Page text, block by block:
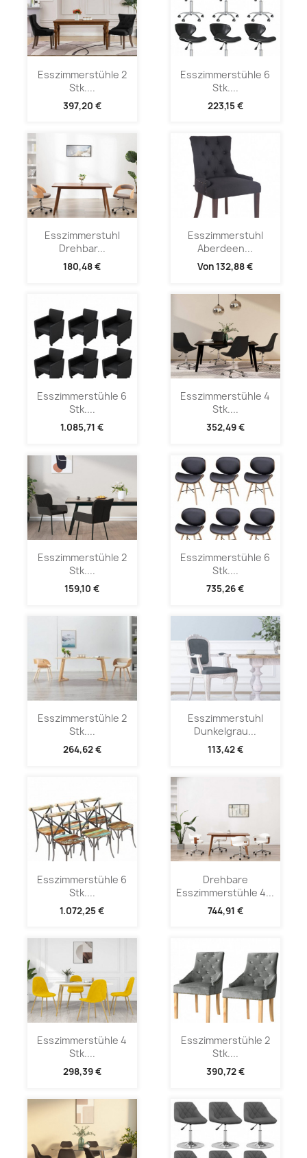
Esszimmerstühle 2
Stk....
397,20 €
Esszimmerstühle 6
Stk....
223,15 €
Esszimmerstuhl
Drehbar...
180,48 €
Esszimmerstuhl
Aberdeen...
Von132,88 €
Esszimmerstühle 6
Stk....
1.085,71 €
Esszimmerstühle 4
Stk....
352,49 €
Esszimmerstühle 2
Stk....
159,10 €
Esszimmerstühle 6
Stk....
735,26 €
Esszimmerstühle 2
Stk....
264,62 €
Esszimmerstuhl
Dunkelgrau...
113,42 €
Esszimmerstühle 6
Stk....
1.072,25 €
Drehbare
Esszimmerstühle 4...
744,91 €
Esszimmerstühle 4
Stk....
298,39 €
Esszimmerstühle 2
Stk....
390,72 €